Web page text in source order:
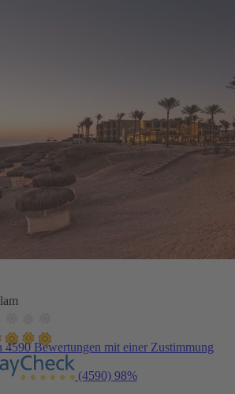
4590 Bewertungen mit einer Zustimmung
(4590) 98%